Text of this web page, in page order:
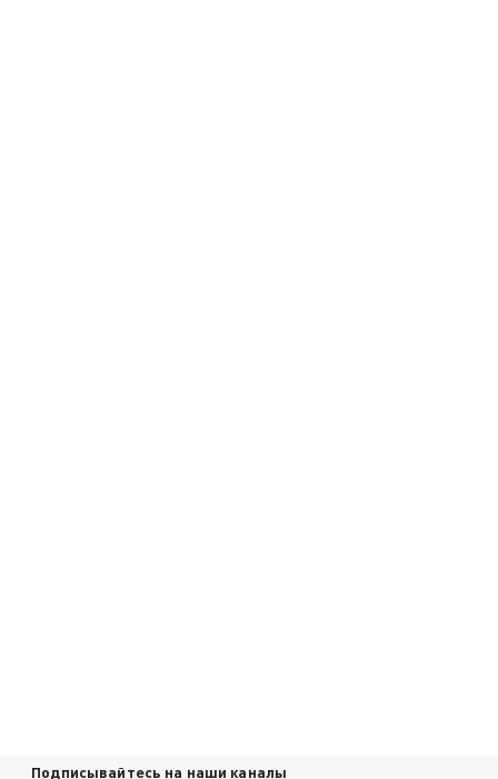
Подписывайтесь на наши каналы